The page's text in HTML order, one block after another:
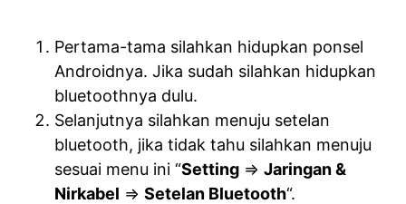
Pertama-tama silahkan hidupkan ponsel
Androidnya. Jika sudah silahkan hidupkan
bluetoothnya dulu.
Selanjutnya silahkan menuju setelan
bluetooth, jika tidak tahu silahkan menuju
sesuai menu ini “Setting => Jaringan &
Nirkabel => Setelan Bluetooth“.